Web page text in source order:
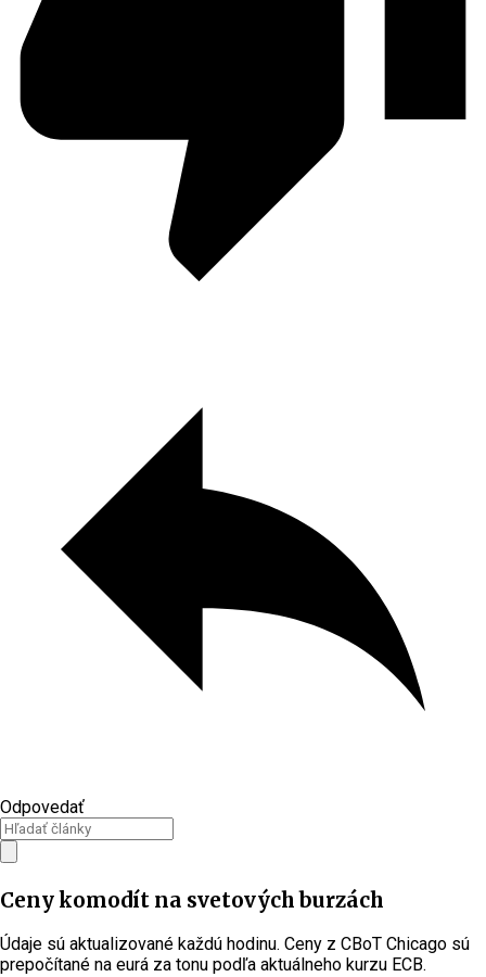
Odpovedať
Ceny komodít na svetových burzách
Údaje sú aktualizované každú hodinu. Ceny z CBoT Chicago sú
prepočítané na eurá za tonu podľa aktuálneho kurzu ECB.